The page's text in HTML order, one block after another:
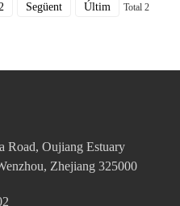
Següent Últim Total 2
Road, Oujiang Estuary
Zhejiang 325000